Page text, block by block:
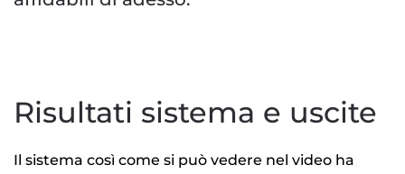
Risultati sistema e uscite
Il sistema così come si può vedere nel video ha